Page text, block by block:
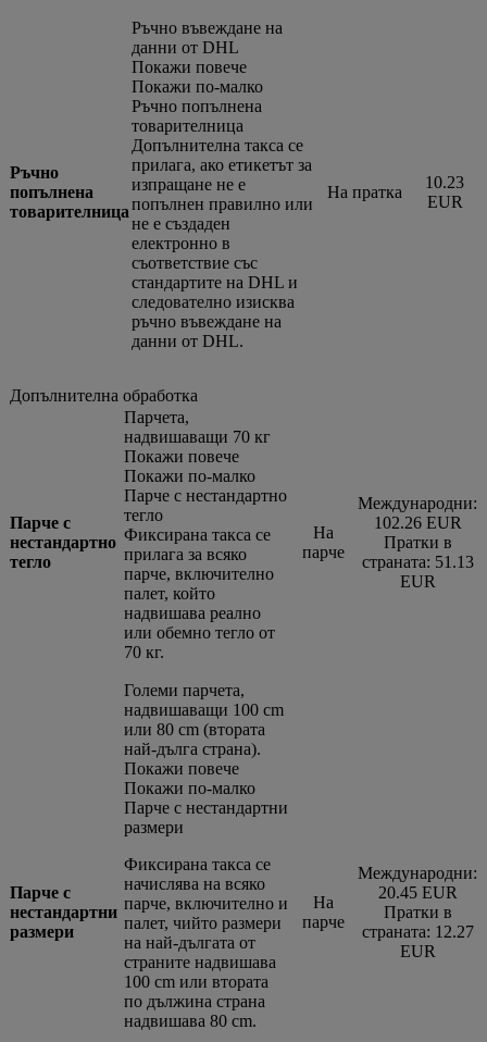
Ръчно
попълнена
товарителница
Ръчно въвеждане на
данни от DHL
Покажи повече
Покажи по-малко
Ръчно попълнена
товарителница
Допълнителна такса се
прилага, ако етикетът за
изпращане не е
попълнен правилно или
не е създаден
електронно в
съответствие със
стандартите на DHL и
следователно изисква
ръчно въвеждане на
данни от DHL.
На пратка
10.23
EUR
Допълнителна обработка
Парче с
нестандартно
тегло
Парчета,
надвишаващи 70 кг
Покажи повече
Покажи по-малко
Парче с нестандартно
тегло
Фиксирана такса се
прилага за всяко
парче, включително
палет, който
надвишава реално
или обемно тегло от
70 кг.
На
парче
Международни:
102.26 EUR
Пратки в
страната: 51.13
EUR
Парче с
нестандартни
размери
Големи парчета,
надвишаващи 100 cm
или 80 cm (втората
най-дълга страна).
Покажи повече
Покажи по-малко
Парче с нестандартни
размери
Фиксирана такса се
начислява на всяко
парче, включително и
палет, чийто размери
на най-дългата от
страните надвишава
100 cm или втората
по дължина страна
надвишава 80 cm.
На
парче
Международни:
20.45 EUR
Пратки в
страната: 12.27
EUR